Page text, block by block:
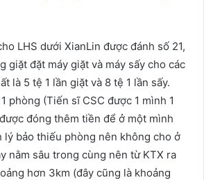
LHS dưới XianLin được đánh số 21,
giặt đặt máy giặt và máy sấy cho các
là 5 tệ 1 lần giặt và 8 tệ 1 lần sấy.
phòng (Tiến sĩ CSC được 1 mình 1
đóng thêm tiền để ở một mình
lý bảo thiếu phòng nên không cho ở
nằm sâu trong cùng nên từ KTX ra
hơn 3km (đây cũng là khoảng